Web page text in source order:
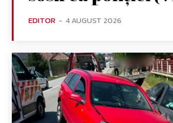
EDITOR - 4 AUGUST 2026